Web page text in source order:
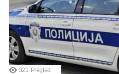
321 Pregled